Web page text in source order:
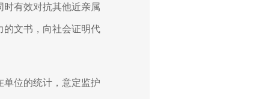
时有效对抗其他近亲属
的文书，向社会证明代
单位的统计，意定监护